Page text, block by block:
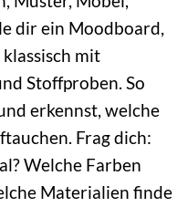
dir ein Moodboard,
mit
Stoffproben. So
erkennst, welche
Frag dich:
Welche Farben
Materialien finde